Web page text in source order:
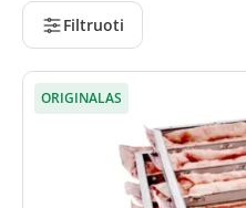
Filtruoti
ORIGINALAS